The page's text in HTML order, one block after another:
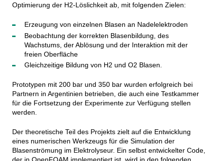
Optimierung der H2-Löslichkeit ab, mit folgenden Zielen:
Erzeugung von einzelnen Blasen an Nadelelektroden
Beobachtung der korrekten Blasenbildung, des
Wachstums, der Ablösung und der Interaktion mit der
freien Oberfläche
Gleichzeitige Bildung von H2 und O2 Blasen.
Prototypen mit 200 bar und 350 bar wurden erfolgreich bei
Partnern in Argentinien betrieben, die auch eine Testkammer
für die Fortsetzung der Experimente zur Verfügung stellen
werden.
Der theoretische Teil des Projekts zielt auf die Entwicklung
eines numerischen Werkzeugs für die Simulation der
Blasenströmung im Elektrolyseur. Ein selbst entwickelter Code,